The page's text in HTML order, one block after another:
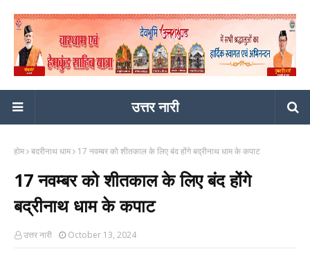
उत्तर नारी
होम बदरीनाथ धाम 17 नवम्बर को शीतकाल के लिए बंद होंगे बद्रीनाथ धाम के कपाट
17 नवम्बर को शीतकाल के लिए बंद होंगे
बद्रीनाथ धाम के कपाट
उत्तर नारी October 13, 2024